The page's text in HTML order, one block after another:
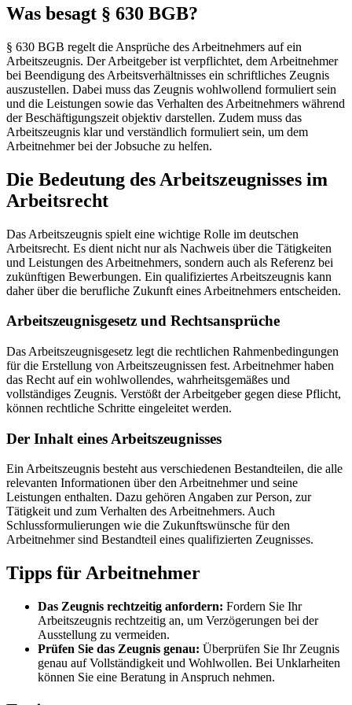
Was besagt § 630 BGB?
§ 630 BGB regelt die Ansprüche des Arbeitnehmers auf ein
Arbeitszeugnis. Der Arbeitgeber ist verpflichtet, dem Arbeitnehmer
bei Beendigung des Arbeitsverhältnisses ein schriftliches Zeugnis
auszustellen. Dabei muss das Zeugnis wohlwollend formuliert sein
und die Leistungen sowie das Verhalten des Arbeitnehmers während
der Beschäftigungszeit objektiv darstellen. Zudem muss das
Arbeitszeugnis klar und verständlich formuliert sein, um dem
Arbeitnehmer bei der Jobsuche zu helfen.
Die Bedeutung des Arbeitszeugnisses im
Arbeitsrecht
Das Arbeitszeugnis spielt eine wichtige Rolle im deutschen
Arbeitsrecht. Es dient nicht nur als Nachweis über die Tätigkeiten
und Leistungen des Arbeitnehmers, sondern auch als Referenz bei
zukünftigen Bewerbungen. Ein qualifiziertes Arbeitszeugnis kann
daher über die berufliche Zukunft eines Arbeitnehmers entscheiden.
Arbeitszeugnisgesetz und Rechtsansprüche
Das Arbeitszeugnisgesetz legt die rechtlichen Rahmenbedingungen
für die Erstellung von Arbeitszeugnissen fest. Arbeitnehmer haben
das Recht auf ein wohlwollendes, wahrheitsgemäßes und
vollständiges Zeugnis. Verstößt der Arbeitgeber gegen diese Pflicht,
können rechtliche Schritte eingeleitet werden.
Der Inhalt eines Arbeitszeugnisses
Ein Arbeitszeugnis besteht aus verschiedenen Bestandteilen, die alle
relevanten Informationen über den Arbeitnehmer und seine
Leistungen enthalten. Dazu gehören Angaben zur Person, zur
Tätigkeit und zum Verhalten des Arbeitnehmers. Auch
Schlussformulierungen wie die Zukunftswünsche für den
Arbeitnehmer sind Bestandteil eines qualifizierten Zeugnisses.
Tipps für Arbeitnehmer
Das Zeugnis rechtzeitig anfordern: Fordern Sie Ihr
Arbeitszeugnis rechtzeitig an, um Verzögerungen bei der
Ausstellung zu vermeiden.
Prüfen Sie das Zeugnis genau: Überprüfen Sie Ihr Zeugnis
genau auf Vollständigkeit und Wohlwollen. Bei Unklarheiten
können Sie eine Beratung in Anspruch nehmen.